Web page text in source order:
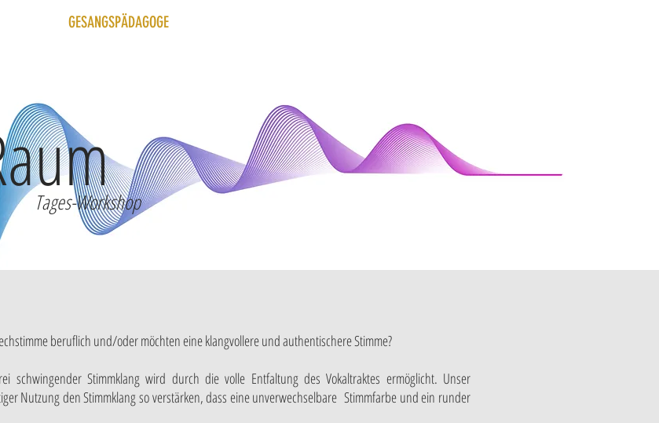
GESANGSPÄDAGOGE
Tages-Workshop
beruflich und/oder möchten eine klangvollere und authentischere Stimme?
schwingender Stimmklang wird durch die volle Entfaltung des Vokaltraktes ermöglicht. Unser
Nutzung den Stimmklang so verstärken, dass eine unverwechselbare Stimmfarbe und ein runder